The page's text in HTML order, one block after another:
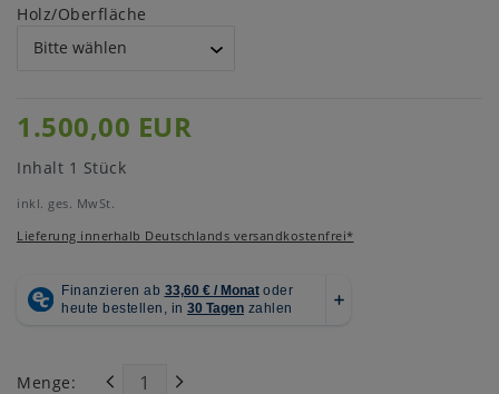
Holz/Oberfläche
1.500,00 EUR
Inhalt 1 Stück
inkl. ges. MwSt.
Lieferung innerhalb Deutschlands versandkostenfrei*
Menge: